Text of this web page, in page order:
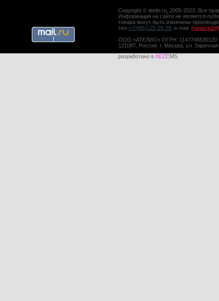
Copyright © atelio.ru, 2005-2023. Все
Информация на сайте не является
товара могут быть изменены
тел. +7(495)125-29-29 , e-mail:
ООО «АТЕЛИО» ОГРН: 1147746830120
121087, Россия, г. Москва, ул.
разработано в BEZCMS